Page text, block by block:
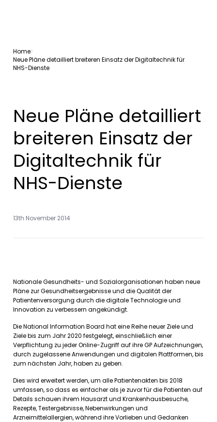
Home
Neue Pläne detailliert breiteren Einsatz der Digitaltechnik für
NHS-Dienste
Neue Pläne detailliert
breiteren Einsatz der
Digitaltechnik für
NHS-Dienste
13th November 2014
Nationale Gesundheits- und Sozialorganisationen haben neue
Pläne zur Gesundheitsergebnisse und die Qualität der
Patientenversorgung durch die digitale Technologie und
Innovation zu verbessern angekündigt.
Die National Information Board hat eine Reihe neuer Ziele und
Ziele bis zum Jahr 2020 festgelegt, einschließlich einer
Verpflichtung zu jeder Online-Zugriff auf ihre GP Aufzeichnungen,
durch zugelassene Anwendungen und digitalen Plattformen, bis
zum nächsten Jahr, haben zu geben.
Dies wird erweitert werden, um alle Patientenakten bis 2018
umfassen, so dass es einfacher als je zuvor für die Patienten auf
Details schauen ihrem Hausarzt und Krankenhausbesuche,
Rezepte, Testergebnisse, Nebenwirkungen und
Arzneimittelallergien, während ihre Vorlieben und Gedanken